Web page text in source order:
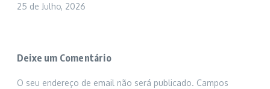
25 de Julho, 2026
Deixe um Comentário
O seu endereço de email não será publicado. Campos